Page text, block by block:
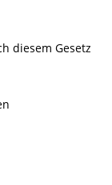
diesem Gesetz